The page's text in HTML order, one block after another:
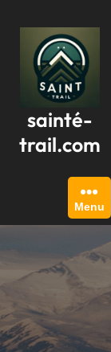
contenu
sainté-
trail.com
Menu